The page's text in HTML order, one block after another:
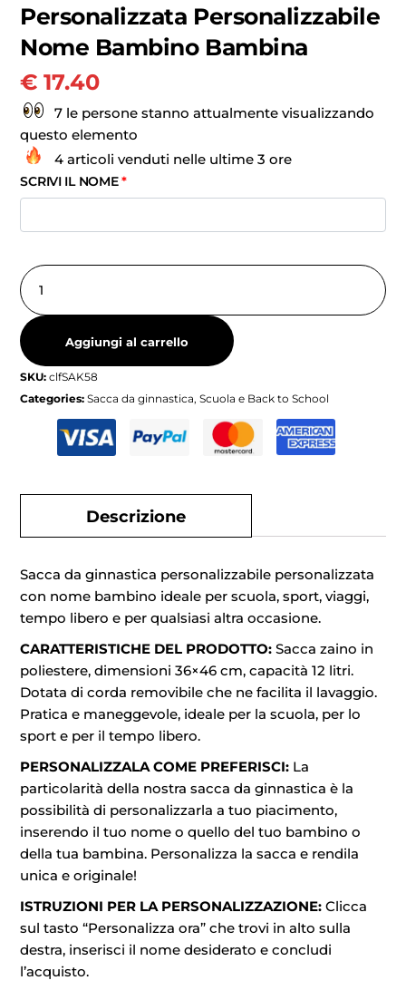
Personalizzata Personalizzabile
Nome Bambino Bambina
€ 17.40
7 le persone stanno attualmente visualizzando
questo elemento
4 articoli venduti nelle ultime 3 ore
SCRIVI IL NOME*
Aggiungi al carrello
SKU:clfSAK58
Categories:Sacca da ginnastica,Scuola e Back to School
Descrizione
Sacca da ginnastica personalizzabile personalizzata
con nome bambino ideale per scuola, sport, viaggi,
tempo libero e per qualsiasi altra occasione.
CARATTERISTICHE DEL PRODOTTO:Sacca zaino in
poliestere, dimensioni 36×46 cm, capacità 12 litri.
Dotata di corda removibile che ne facilita il lavaggio.
Pratica e maneggevole, ideale per la scuola, per lo
sport e per il tempo libero.
PERSONALIZZALA COME PREFERISCI: La
particolarità della nostra sacca da ginnastica è la
possibilità di personalizzarla a tuo piacimento,
inserendo il tuo nome o quello del tuo bambino o
della tua bambina. Personalizza la sacca e rendila
unica e originale!
ISTRUZIONI PER LA PERSONALIZZAZIONE:Clicca
sul tasto “Personalizza ora” che trovi in alto sulla
destra, inserisci il nome desiderato e concludi
l’acquisto.